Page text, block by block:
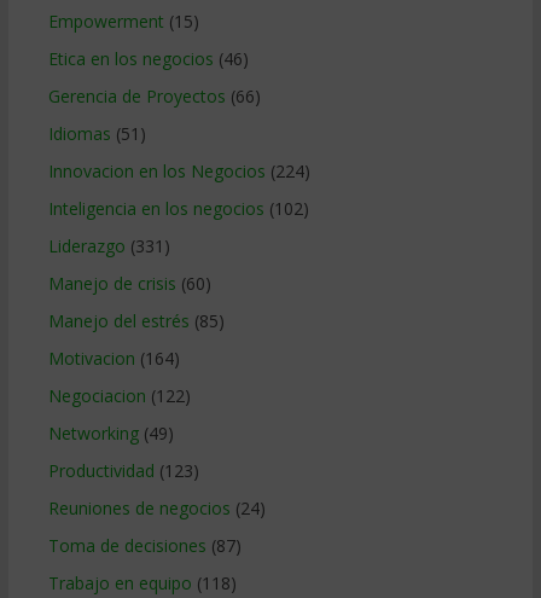
Empowerment (15)
Etica en los negocios (46)
Gerencia de Proyectos (66)
Idiomas (51)
Innovacion en los Negocios (224)
Inteligencia en los negocios (102)
Liderazgo (331)
Manejo de crisis (60)
Manejo del estrés (85)
Motivacion (164)
Negociacion (122)
Networking(49)
Productividad (123)
Reuniones de negocios (24)
Toma de decisiones (87)
Trabajo en equipo (118)